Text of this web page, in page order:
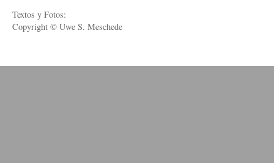
Textos y Fotos:
Copyright © Uwe S. Meschede